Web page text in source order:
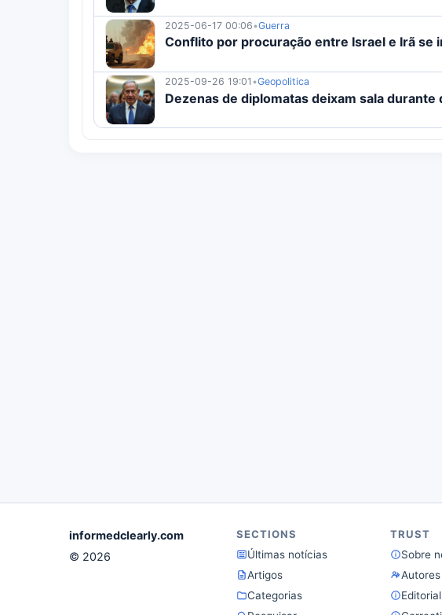
2025-06-17 00:06•Guerra
Conflito por procuração entre Israel e Irã se
2025-09-26 19:01 •Geopolitica
Dezenas de diplomatas deixam sala durante
informedclearly.com
© 2026
SECTIONS
Últimas notícias
Artigos
Categorias
TRUST
Sobre
Autores